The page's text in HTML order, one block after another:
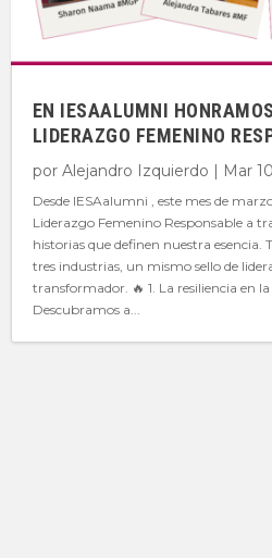
EN IESAALUMNI
LIDERAZGO FEMENINO
por Alejandro Izquierdo | Mar
Desde IESAalumni , este mes de
Liderazgo Femenino Responsable a
historias que definen nuestra esencia.
tres industrias, un mismo sello de
transformador. 🔥 1. La resiliencia en
Descubramos a...